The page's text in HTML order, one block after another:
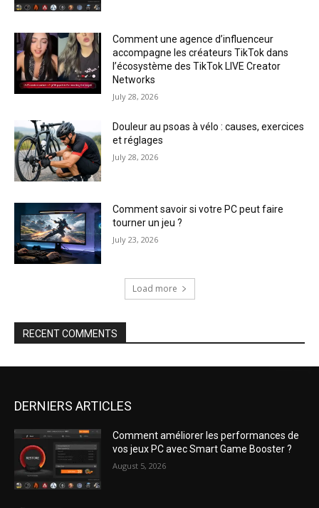
Comment une agence d’influenceur
accompagne les créateurs TikTok dans
l’écosystème des TikTok LIVE Creator
Networks
July 28, 2026
Douleur au psoas à vélo : causes, exercices
et réglages
July 28, 2026
Comment savoir si votre PC peut faire
tourner un jeu ?
July 23, 2026
Load more
RECENT COMMENTS
DERNIERS ARTICLES
Comment améliorer les performances de
vos jeux PC avec Smart Game Booster ?
August 5, 2026